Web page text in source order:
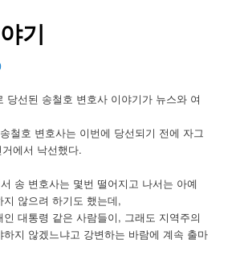
기
당선된 송철호 변호사 이야기가 뉴스와 여
철호 변호사는 이번에 당선되기 전에 자그
에서 낙선했다.
송 변호사는 몇번 떨어지고 나서는 아예
않으려 하기도 했는데,
대통령 같은 사람들이, 그래도 지역주의
지 않겠느냐고 강변하는 바람에 계속 출마